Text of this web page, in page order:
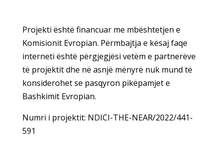
Projekti është financuar me mbështetjen e
Komisionit Evropian. Përmbajtja e kësaj faqe
interneti është përgjegjësi vetëm e partnerëve
të projektit dhe në asnjë mënyrë nuk mund të
konsiderohet se pasqyron pikëpamjet e
Bashkimit Evropian.
Numri i projektit: NDICI-THE-NEAR/2022/441-
591